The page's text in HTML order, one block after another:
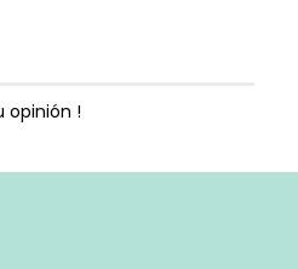
Lo puedes agregar a
originales
opinión !